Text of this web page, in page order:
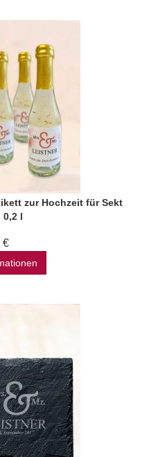
zur Hochzeit für Sekt
0,2 l
€